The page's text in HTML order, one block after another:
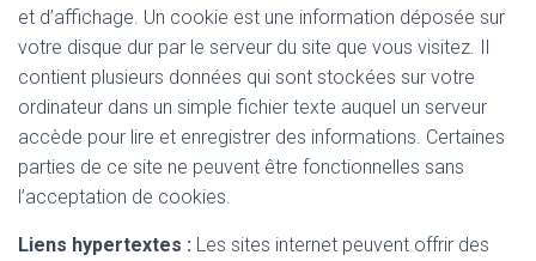
et d’affichage. Un cookie est une information déposée sur
votre disque dur par le serveur du site que vous visitez. Il
contient plusieurs données qui sont stockées sur votre
ordinateur dans un simple fichier texte auquel un serveur
accède pour lire et enregistrer des informations. Certaines
parties de ce site ne peuvent être fonctionnelles sans
l’acceptation de cookies.
Liens hypertextes : Les sites internet peuvent offrir des